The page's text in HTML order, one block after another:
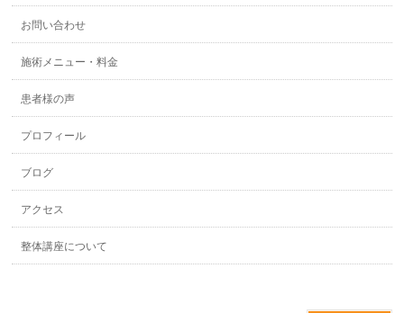
お問い合わせ
施術メニュー・料金
患者様の声
プロフィール
ブログ
アクセス
整体講座について